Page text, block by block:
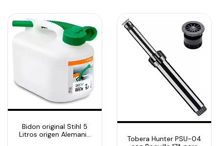
Bidon original Stihl 5
Litros origen Alemania
Tobera Hunter PSU-04